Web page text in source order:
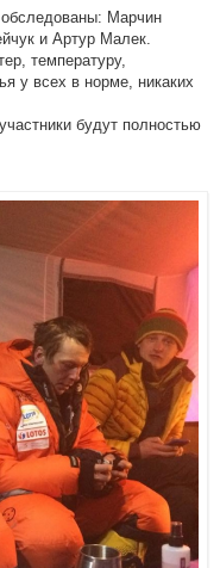
Марчин
и Артур Малек.
температуру,
у всех в норме, никаких
будут полностью